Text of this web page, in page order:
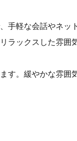
手軽な会話やネッ
ラックスした雰囲
す。緩やかな雰囲